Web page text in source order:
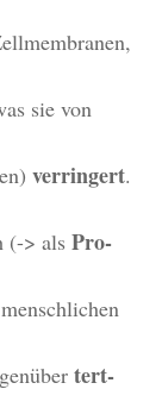
sie von
verringert.
(-> als Pro-
tert-